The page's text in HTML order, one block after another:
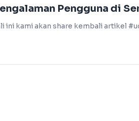
Pengguna di
ini kami akan share kembali artikel